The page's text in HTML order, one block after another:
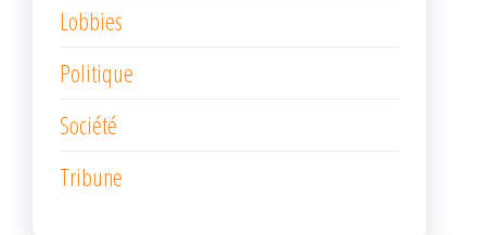
Lobbies
Politique
Société
Tribune